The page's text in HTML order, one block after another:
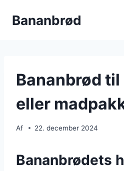
Bananbrød
Bananbrød
eller
Af 22. december 2024
Bananbrødets